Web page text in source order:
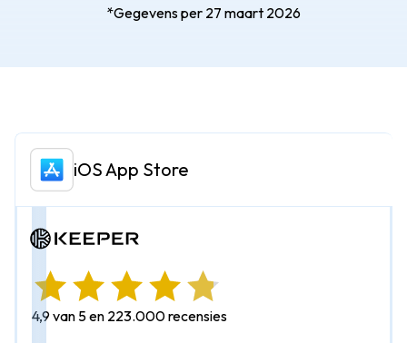
*Gegevens per 27 maart 2026
iOS App Store
4,9 van 5 en 223.000 recensies